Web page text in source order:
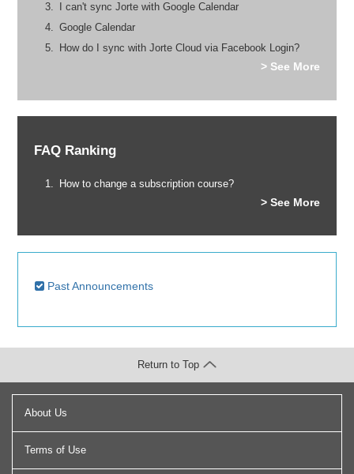
I can't sync Jorte with Google Calendar
Google Calendar
How do I sync with Jorte Cloud via Facebook Login?
> See More
FAQ Ranking
How to change a subscription course?
> See More
Past Announcements
About Us
Terms of Use
Return to Top